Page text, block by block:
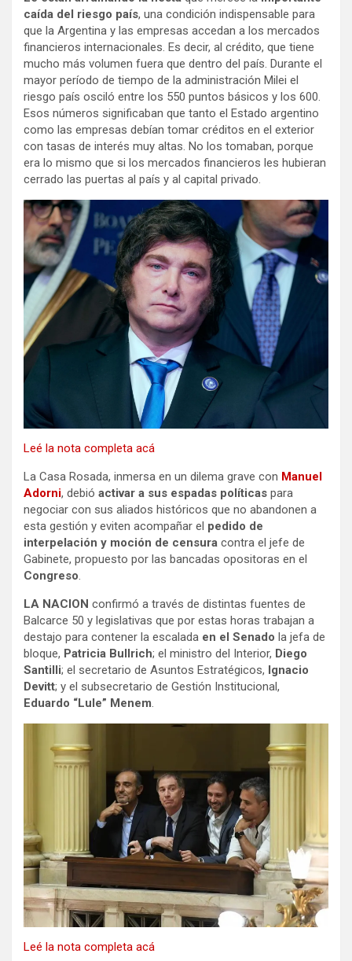
caída del riesgo país, una condición indispensable para
que la Argentina y las empresas accedan a los mercados
financieros internacionales. Es decir, al crédito, que tiene
mucho más volumen fuera que dentro del país. Durante el
mayor período de tiempo de la administración Milei el
riesgo país osciló entre los 550 puntos básicos y los 600.
Esos números significaban que tanto el Estado argentino
como las empresas debían tomar créditos en el exterior
con tasas de interés muy altas. No los tomaban, porque
era lo mismo que si los mercados financieros les hubieran
cerrado las puertas al país y al capital privado.
Leé la nota completa acá
La Casa Rosada, inmersa en un dilema grave con Manuel
Adorni, debió activar a sus espadas políticas para
negociar con sus aliados históricos que no abandonen a
esta gestión y eviten acompañar el pedido de
interpelación y moción de censura contra el jefe de
Gabinete, propuesto por las bancadas opositoras en el
Congreso.
LA NACION confirmó a través de distintas fuentes de
Balcarce 50 y legislativas que por estas horas trabajan a
destajo para contener la escalada en el Senado la jefa de
bloque, Patricia Bullrich; el ministro del Interior, Diego
Santilli; el secretario de Asuntos Estratégicos, Ignacio
Devitt; y el subsecretario de Gestión Institucional,
Eduardo “Lule” Menem.
Leé la nota completa acá